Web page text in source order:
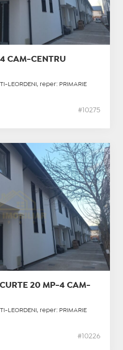
CAM-CENTRU
LEORDENI, reper: PRIMARIE
#10275
20 MP-4 CAM-
LEORDENI, reper: PRIMARIE
#10226